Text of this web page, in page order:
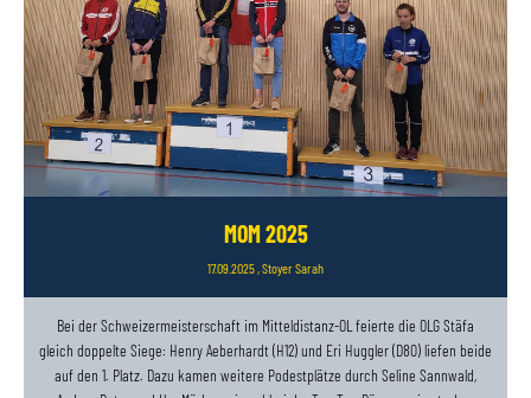
MOM 2025
17.09.2025, Stoyer Sarah
Bei der Schweizermeisterschaft im Mitteldistanz-OL feierte die OLG Stäfa
gleich doppelte Siege: Henry Aeberhardt (H12) und Eri Huggler (D80) liefen beide
auf den 1. Platz. Dazu kamen weitere Podestplätze durch Seline Sannwald,